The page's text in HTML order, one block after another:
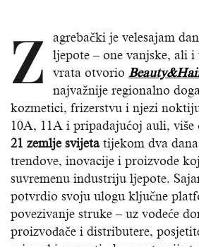
Z
agrebački je velesajam
ljepote – one vanjske, ali
vrata otvorio
najvažnije regionalno
kozmetici, frizerstvu i njezi
10A, 11A i pripadajućoj auli, više
21 zemlje svijetatijekom dva
trendove, inovacije i proizvode
suvremenu industriju ljepote.
potvrdio svoju ulogu ključne
povezivanje struke – uz vodeće
proizvođače i distributere,